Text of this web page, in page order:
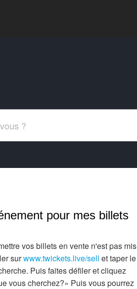
pour mes billets
vos billets en vente n'est pas mis
surwww.twickets.live/sell et taper le
Puis faites défiler et cliquez
vous cherchez?» Puis vous pourrez